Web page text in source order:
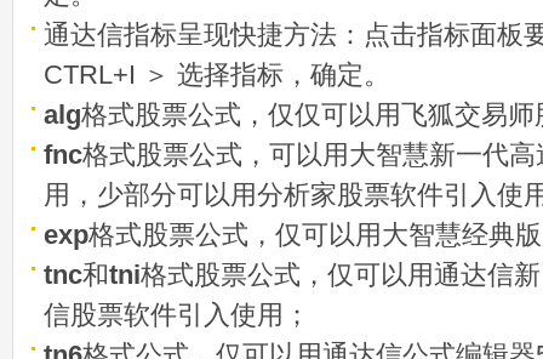
通达信指标呈现快捷方法：点击指标面板
CTRL+I ＞ 选择指标，确定。
alg格式股票公式，仅仅可以用飞狐交易
fnc格式股票公式，可以用大智慧新一代
用，少部分可以用分析家股票软件引入使
exp格式股票公式，仅可以用大智慧经典
tnc和tni格式股票公式，仅可以用通达信
信股票软件引入使用；